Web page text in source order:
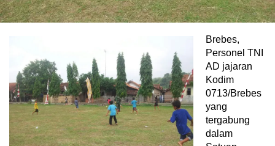
Brebes,
Personel TNI
AD jajaran
Kodim
0713/Brebes
yang
tergabung
dalam